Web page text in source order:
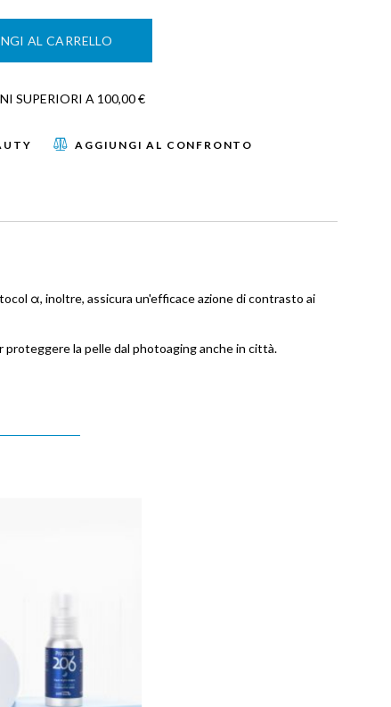
AL CARRELLO
SUPERIORI A 100,00 €
AGGIUNGI AL CONFRONTO
α, inoltre, assicura un'efficace azione di contrasto ai
la pelle dal photoaging anche in città.